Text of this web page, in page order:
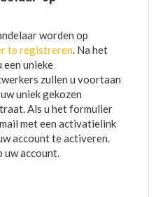
worden op
te registreren. Na het
een unieke
zullen u voortaan
uniek gekozen
Als u het formulier
met een activatielink
account te activeren.
uw account.